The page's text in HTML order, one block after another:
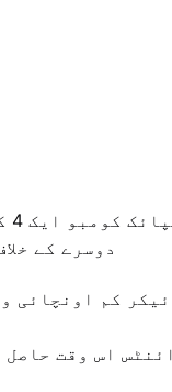
دوسرے کے
اس وقت